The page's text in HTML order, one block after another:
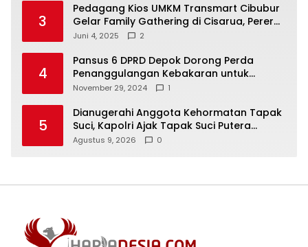
3
Pedagang Kios UMKM Transmart Cibubur
Gelar Family Gathering di Cisarua, Pererat
Silaturahmi dan Kekompakan
Juni 4, 2025 2
4
Pansus 6 DPRD Depok Dorong Perda
Penanggulangan Kebakaran untuk
Keselamatan Warga
November 29, 2024 1
5
Dianugerahi Anggota Kehormatan Tapak
Suci, Kapolri Ajak Tapak Suci Putera
Muhammadiyah Bersinergi dengan Polri
Agustus 9, 2026 0